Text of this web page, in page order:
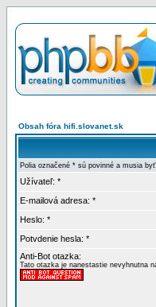
Obsah fóra hifi.slovanet.sk
Polia označené * sú povinné a musia
Užívateľ: *
E-mailová adresa: *
Heslo: *
Potvdenie hesla: *
Anti-Bot otazka:
Tato otazka je nanestastie nevyhnutna